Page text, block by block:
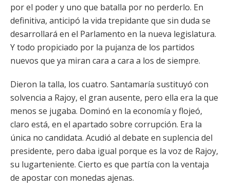
por el poder y uno que batalla por no perderlo. En
definitiva, anticipó la vida trepidante que sin duda se
desarrollará en el Parlamento en la nueva legislatura.
Y todo propiciado por la pujanza de los partidos
nuevos que ya miran cara a cara a los de siempre.
Dieron la talla, los cuatro. Santamaría sustituyó con
solvencia a Rajoy, el gran ausente, pero ella era la que
menos se jugaba. Dominó en la economía y flojeó,
claro está, en el apartado sobre corrupción. Era la
única no candidata. Acudió al debate en suplencia del
presidente, pero daba igual porque es la voz de Rajoy,
su lugarteniente. Cierto es que partía con la ventaja
de apostar con monedas ajenas.